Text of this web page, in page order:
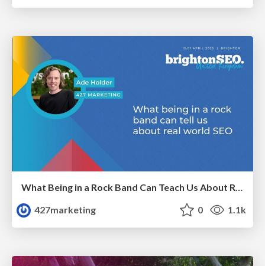
What Being in a Rock Band Can Teach Us About Real World SEO
427marketing
0 1.1k